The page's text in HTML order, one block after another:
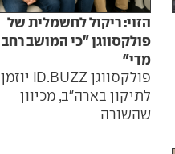
הזוי: ריקול לחשמלית של
פולקסווגן "כי המושב רחב
מדי"
פולקסווגן ID.BUZZ יוזמן
לתיקון בארה"ב, מכיוון
שהשורה